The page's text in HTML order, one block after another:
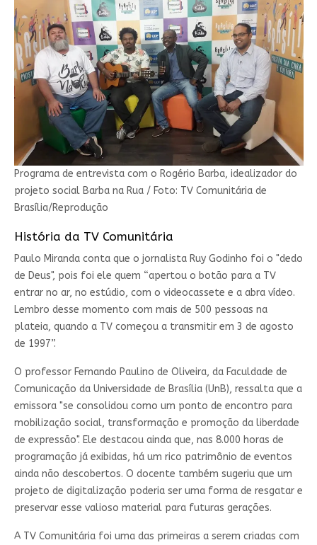
Programa de entrevista com o Rogério Barba, idealizador do
projeto social Barba na Rua / Foto: TV Comunitária de
Brasília/Reprodução
História da TV Comunitária
Paulo Miranda conta que o jornalista Ruy Godinho foi o "dedo
de Deus", pois foi ele quem “apertou o botão para a TV
entrar no ar, no estúdio, com o videocassete e a abra vídeo.
Lembro desse momento com mais de 500 pessoas na
plateia, quando a TV começou a transmitir em 3 de agosto
de 1997”.
O professor Fernando Paulino de Oliveira, da Faculdade de
Comunicação da Universidade de Brasília (UnB), ressalta que a
emissora "se consolidou como um ponto de encontro para
mobilização social, transformação e promoção da liberdade
de expressão". Ele destacou ainda que, nas 8.000 horas de
programação já exibidas, há um rico patrimônio de eventos
ainda não descobertos. O docente também sugeriu que um
projeto de digitalização poderia ser uma forma de resgatar e
preservar esse valioso material para futuras gerações.
A TV Comunitária foi uma das primeiras a serem criadas com